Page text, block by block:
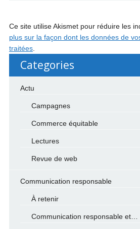
Ce site utilise Akismet pour réduire les
plus sur la façon dont les données de
traitées.
Categories
Actu
Campagnes
Commerce équitable
Lectures
Revue de web
Communication responsable
À retenir
Communication responsable et…